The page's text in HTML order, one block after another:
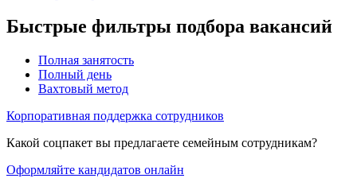
Быстрые фильтры подбора вакансий
Полная занятость
Полный день
Вахтовый метод
Корпоративная поддержка сотрудников
Какой соцпакет вы предлагаете семейным сотрудникам?
Оформляйте кандидатов онлайн